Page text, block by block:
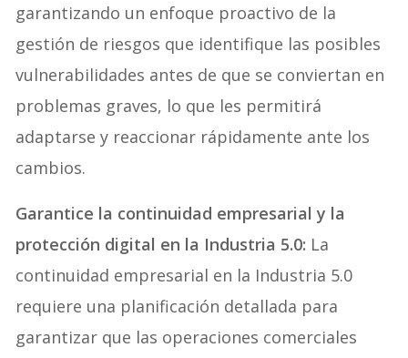
garantizando un enfoque proactivo de la
gestión de riesgos que identifique las posibles
vulnerabilidades antes de que se conviertan en
problemas graves, lo que les permitirá
adaptarse y reaccionar rápidamente ante los
cambios.
Garantice la continuidad empresarial y la
protección digital en la Industria 5.0: La
continuidad empresarial en la Industria 5.0
requiere una planificación detallada para
garantizar que las operaciones comerciales